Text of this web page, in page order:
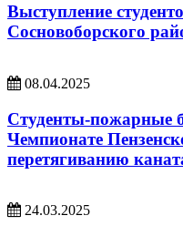
Выступление
Сосновоборского
08.04.2025
Студенты-пожарные
Чемпионате
перетягиванию
24.03.2025